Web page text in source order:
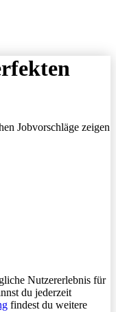
Jobvorschläge zeigen
Nutzererlebnis für
du jederzeit
findest du weitere